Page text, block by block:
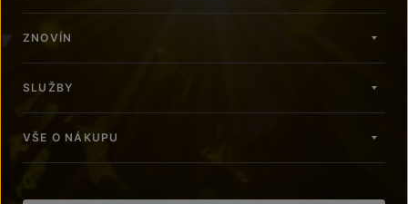
ZNOVÍN
SLUŽBY
VŠE O NÁKUPU